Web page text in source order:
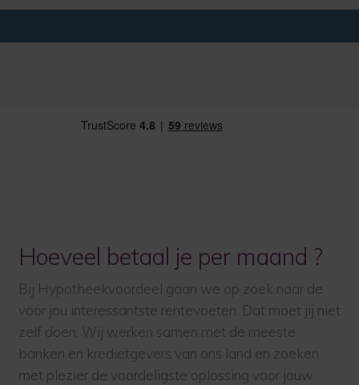
Hoeveel betaal je per maand ?
Bij Hypotheekvoordeel gaan we op zoek naar de
voor jou interessantste rentevoeten. Dat moet jij niet
zelf doen. Wij werken samen met de meeste
banken en kredietgevers van ons land en zoeken
met plezier de voordeligste oplossing voor jouw